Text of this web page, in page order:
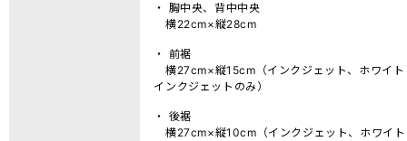
・ 胸中央、背中中央
横22cm×縦28cm
・ 前裾
横27cm×縦15cm（インクジェット、ホワイト
インクジェットのみ）
・ 後裾
横27cm×縦10cm（インクジェット、ホワイト